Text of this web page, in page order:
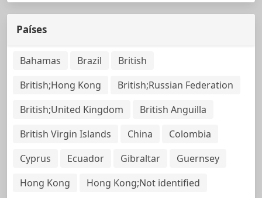
Países
Bahamas Brazil
British
British;Hong Kong
British;Russian Federation
British;United Kingdom
British Anguilla
British Virgin Islands
China
Colombia
Cyprus
Ecuador Gibraltar
Guernsey
Hong Kong
Hong Kong;Not identified